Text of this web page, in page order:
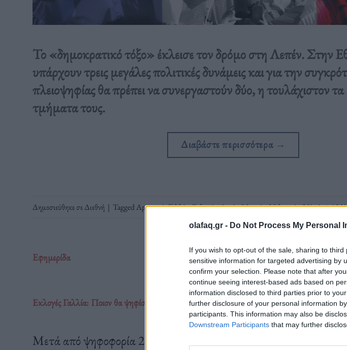
olafaq.gr - Do Not Process My Personal
If you wish to opt-out of the sale, sharing to
sensitive information for targeted advertising by
confirm your selection. Please note that after
continue seeing interest-based ads based on
information disclosed to third parties prior to
further disclosure of your personal information
participants. This information may also be
Downstream Participants that may further
Το «δημοκρατικό τόξο» έκλεισε τον δρόμο στη Λεπέν. Στην
υπάρχουν τρεις μεγάλες πολιτικές δυνάμεις και για την
πλειοψηφίας θα πρέπει να συνεργαστούν δύο, η τουλάχιστον
τμήματα τους.
Διαβάστε περισσότερα →
Δημοσιεύθηκε σεΔιεθνή | TaggedΑριστερά,Γαλλία,Εκλογές,Λεπέν,Μακρόν,Μελανσόν,Νέο Λαϊκό
Εφημερίδα
Εκλογές Γαλλία: Ποιον θα ψηφίσουν οι ψηφοφόροι του Μελανσόν στον δεύτερο γύρο
Μετά από ψηφοφορία 215.000 υποστηρικτών του.